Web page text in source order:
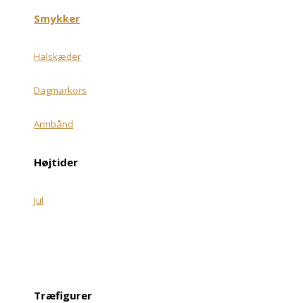
Smykker
Halskæder
Dagmarkors
Armbånd
Højtider
Jul
Træfigurer